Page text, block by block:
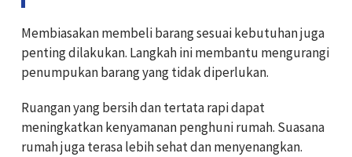
Membiasakan membeli barang sesuai kebutuhan juga
penting dilakukan. Langkah ini membantu mengurangi
penumpukan barang yang tidak diperlukan.
Ruangan yang bersih dan tertata rapi dapat
meningkatkan kenyamanan penghuni rumah. Suasana
rumah juga terasa lebih sehat dan menyenangkan.